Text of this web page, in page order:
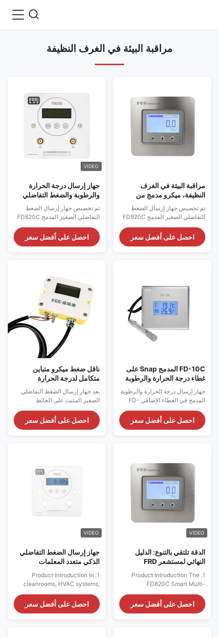
مراقبة البيئة في الغرف النظيفة
مراقبة البيئة في الغرف
النظيفة، ميكرو مدمج من
20mA/RS485 للاستخدام
الطبي/الكشف عن الأبخرة
تم تخصيص جهاز إرسال الضغط
التفاضلي الصغير المدمج FD820C
للكشف عن الضغط التفاضلي
الصغير في بيئات التطبيقات الحرجة.
التكنولوجيا الرقمية المستخدمة في
احصل على أفضل سعر
VIDEO
جهاز إرسال درجة الحرارة
والرطوبة والضغط التفاضلي
20mA/RS485 عالي الدقة
تم تخصيص جهاز إرسال الضغط
التفاضلي الصغير المدمج FD820C
للكشف عن الضغط التفاضلي
الصغير في بيئات التطبيقات الحرجة.
التكنولوجيا الرقمية المستخدمة في
احصل على أفضل سعر
FD-10C المدمج Snap على
غطاء درجة الحرارة والرطوبة
جهاز إرسال 316L مراقبة
الفولاذ المقاوم للصدأ
جهاز إرسال درجة الحرارة والرطوبة
المدمج في الغطاء الإضافي FD-
10C هو جهاز مراقبة من الدرجة
الصناعية مخصص للسيناريوهات
النظيفة.
احصل على أفضل سعر
ناقل ضغط ميكرو متباين
متكامل لدرجة الحرارة
والرطوبة والضغط
يعد جهاز إرسال الضغط التفاضلي
الصغير المثبت على الحائط
FD820CG جهازًا عالي الأداء
مخصصًا للكشف عن الضغط
التفاضلي الصغير في بيئات
احصل على أفضل سعر
VIDEO
الدقة تلتقي بالتنوع: الدليل
النهائي لمستشعر FRD
ناقل الضغط التفاضلي
1. Product Introduction The
FD820C Smart Multi-
Transmitter represents the
pinnacle of modern industrial
احصل على أفضل سعر
VIDEO
جهاز إرسال الضغط التفاضلي
الذكي متعدد المعلمات
المعقدة ونقاط الألم في الصيانة
في البيئات النظيفة
1. Product Introduction In
cleanrooms, HVAC systems,
laboratories, semiconductor
manufacturing, and industrial
احصل على أفضل سعر